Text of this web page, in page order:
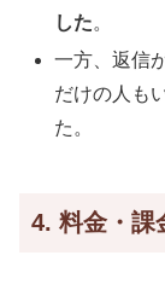
した。
一方、返信
だけの人も
た。
4. 料金・課